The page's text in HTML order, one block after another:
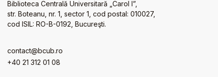
Biblioteca Centrală Universitară „Carol I”,
str. Boteanu, nr. 1, sector 1, cod postal: 010027,
cod ISIL: RO-B-0192, Bucureşti.
contact@bcub.ro
+40 21 312 01 08